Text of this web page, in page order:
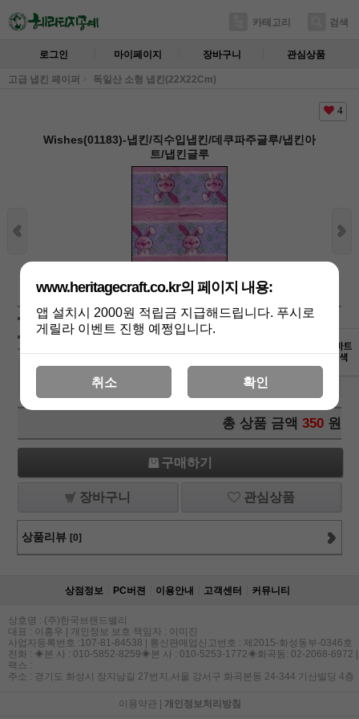
카테고리 검색
로그인 마이페이지 장바구니 관심상품
고급 냅킨 페이퍼 독일산 소형 냅킨(22X22Cm)
4
Wishes(01183)-냅킨/직수입냅킨/데쿠파주글루/냅킨아
트/냅킨글루
상세보기
상품가 : 350원
배송비 :
(조건) 지역별 !
Wishes(01183)-
냅킨/직수입냅킨/데쿠파주글루/냅킨아트/냅킨글루
총 상품 금액 350 원
구매하기
장바구니 관심상품
상품리뷰 [0]
상점정보 PC버젼 이용안내 고객센터 커뮤니티
상호명 : (주)한국브랜드밸리
대표 : 이홍우 | 개인정보 보호 책임자 : 이미진
사업자등록번호 :107-81-84538 | 통신판매업신고번호 : 제2015-화성동부-0346호
전화 : ◈본 사 : 010-5852-8259◈본 사 : 010-5253-1772◈화곡동: 02-2068-6972 |
팩스 :
주소 : 경기도 화성시 장지남길 27번지,서울 강서구 화곡본동 24-344 기산빌딩 4층
이용약관 | 개인정보처리방침
www.heritagecraft.co.kr의 페이지 내용:
앱 설치시 2000원 적립금 지급해드립니다. 푸시로
게릴라 이벤트 진행 예쩡입니다.
취소 확인